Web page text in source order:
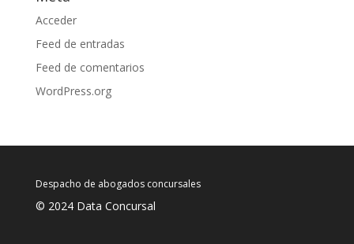
Acceder
Feed de entradas
Feed de comentarios
WordPress.org
Despacho de abogados concursales
© 2024 Data Concursal